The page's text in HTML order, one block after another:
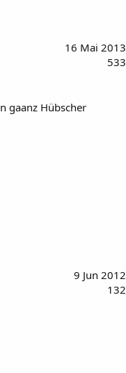
16 Mai 2013
533
gaanz Hübscher
9 Jun 2012
132